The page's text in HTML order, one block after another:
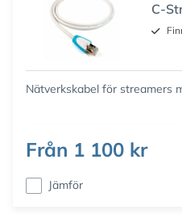
C-
Nätverkskabel för streamers
Från 1 100 kr
Jämför